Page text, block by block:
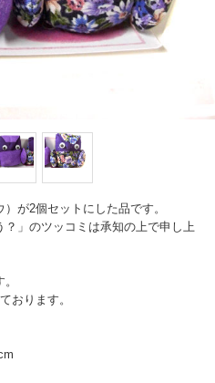
が2個セットにした品です。
」のツッコミは承知の上で申し上
おります。